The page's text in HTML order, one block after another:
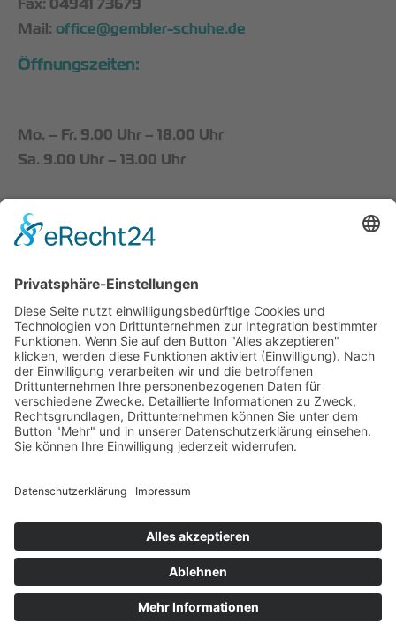
Fax: 04941 73679
Mail: office@gembler-schuhe.de
Öffnungszeiten:
Mo. – Fr. 9.00 Uhr – 18.00 Uhr
Sa. 9.00 Uhr – 13.00 Uhr
Startseite
Schuhmode
Kontakt
Datenschutz
© Gestaltung und Programmierung DESIGNSTUUV